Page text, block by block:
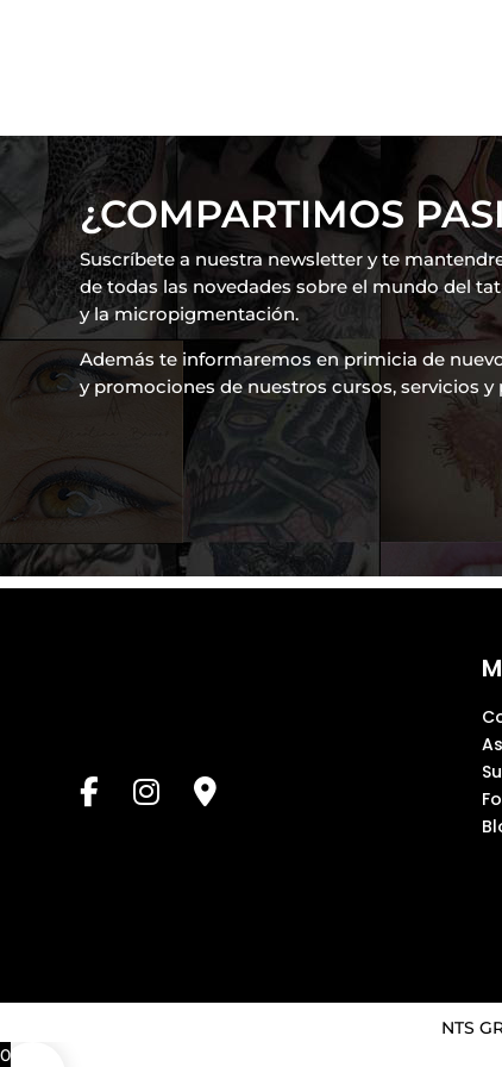
¿COMPARTIMOS
Suscríbete a nuestra newsletter y te
de todas las novedades sobre el mundo del
y la micropigmentación.
Además te informaremos en primicia de
y promociones de nuestros cursos, servicios y
NTS
0